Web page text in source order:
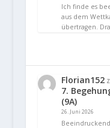
Ich finde es
aus dem
übertragen.
Florian152
7.
(9A)
26. Juni 2026